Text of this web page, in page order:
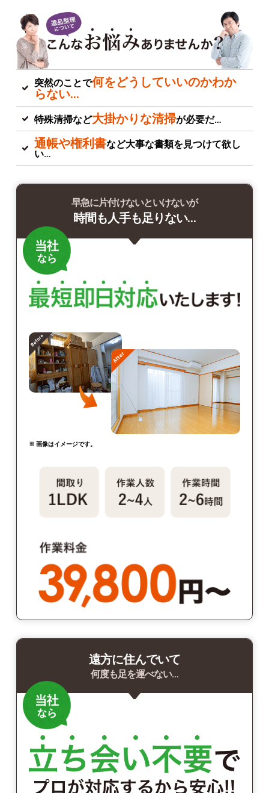
突然のことで何をどうしていいのかわか
らない…
特殊清掃など大掛かりな清掃が必要だ…
通帳や権利書など大事な書類を見つけて欲し
い…
早急に片付けないといけないが
時間も人手も足りない…
※ 画像はイメージです。
遠方に住んでいて
何度も足を運べない…